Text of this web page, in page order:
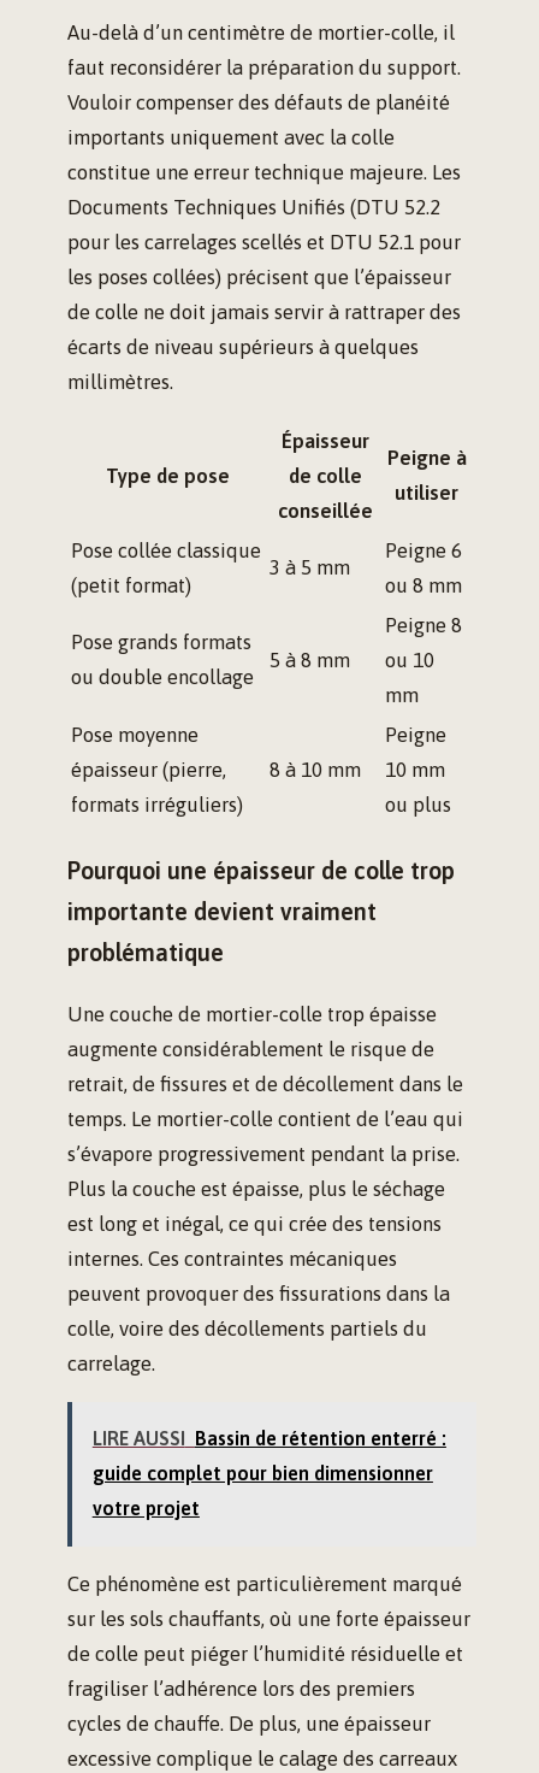
Au-delà d’un centimètre de mortier-colle, il
faut reconsidérer la préparation du support.
Vouloir compenser des défauts de planéité
importants uniquement avec la colle
constitue une erreur technique majeure. Les
Documents Techniques Unifiés (DTU 52.2
pour les carrelages scellés et DTU 52.1 pour
les poses collées) précisent que l’épaisseur
de colle ne doit jamais servir à rattraper des
écarts de niveau supérieurs à quelques
millimètres.
Type de pose
Épaisseur
de colle
conseillée
Peigne à
utiliser
Pose collée classique
(petit format)
3 à 5 mm
Peigne 6
ou 8 mm
Pose grands formats
ou double encollage
5 à 8 mm
Peigne 8
ou 10
mm
Pose moyenne
épaisseur (pierre,
formats irréguliers)
8 à 10 mm
Peigne
10 mm
ou plus
Pourquoi une épaisseur de colle trop
importante devient vraiment
problématique
Une couche de mortier-colle trop épaisse
augmente considérablement le risque de
retrait, de fissures et de décollement dans le
temps. Le mortier-colle contient de l’eau qui
s’évapore progressivement pendant la prise.
Plus la couche est épaisse, plus le séchage
est long et inégal, ce qui crée des tensions
internes. Ces contraintes mécaniques
peuvent provoquer des fissurations dans la
colle, voire des décollements partiels du
carrelage.
LIRE AUSSI
Bassin de rétention enterré :
guide complet pour bien dimensionner
votre projet
Ce phénomène est particulièrement marqué
sur les sols chauffants, où une forte épaisseur
de colle peut piéger l’humidité résiduelle et
fragiliser l’adhérence lors des premiers
cycles de chauffe. De plus, une épaisseur
excessive complique le calage des carreaux